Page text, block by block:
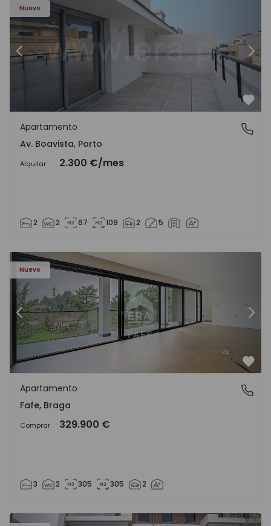
Nuevo
Anterior
Av. Boavista, Porto
Apartamento
Av. Boavista, Porto
Alquilar 2.300 €/mes
2 2 67 109 2 5
Nuevo
Anterior
Fafe, Braga
Apartamento
Fafe, Braga
Comprar 329.900 €
3 2 305 305 2